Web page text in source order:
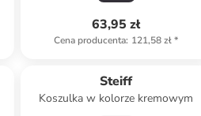
63,95 zł
Cena producenta: 121,58 zł*
Steiff
Koszulka w kolorze kremowym